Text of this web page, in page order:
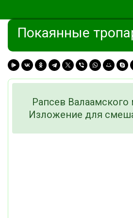
Покаянные
Рапсев Валаамского
Изложение для